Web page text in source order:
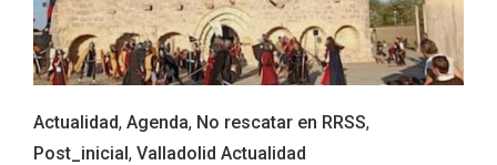
Actualidad, Agenda, No rescatar en RRSS,
Post_inicial, Valladolid Actualidad